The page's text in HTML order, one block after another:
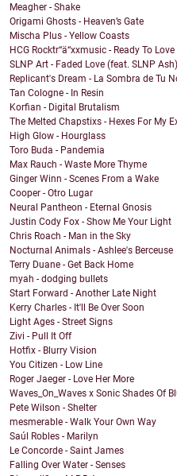
Meagher - Shake
Origami Ghosts - Heaven’s Gate
Mischa Plus - Yellow Coasts
HCG Rocktr“ä“xxmusic - Ready To
SLNP Art - Faded Love (feat. SLNP
Replicant's Dream - La Sombra de Tu
Tan Cologne - In Resin
Korfian - Digital Brutalism
The Melted Chapstixs - Hexes For My
High Glow - Hourglass
Toro Buda - Pandemia
Max Rauch - Waste More Thyme
Ginger Winn - Scenes From a Wake
Cooper - Otro Lugar
Neural Pantheon - Eternal Gnosis
Justin Cody Fox - Show Me Your Light
Chris Roach - Man in the Sky
Nocturnal Animals - Ashlee's Berceuse
Terry Duane - Get Back Home
myah - dodging bullets
Start Forward - Another Late Night
Kerry Charles - It'll Be Over Soon
Light Ages - Street Signs
Zivi - Pull It Off
Hotfix - Blurry Vision
You Citizen - Low Line
Roger Jaeger - Love Her More
Waves_On_Waves x Sonic Shades Of
Pete Wilson - Shelter
mesmerable - Walk Your Own Way
Saúl Robles - Marilyn
Le Concorde - Saint James
Falling Over Water - Senses